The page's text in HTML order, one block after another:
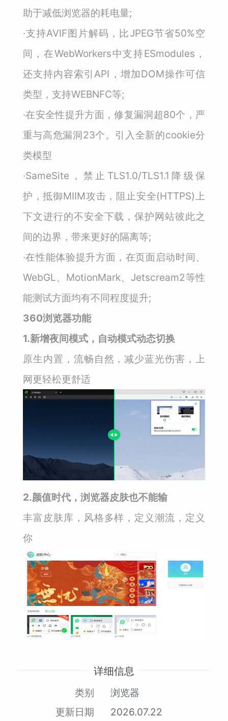
助于减低浏览器的耗电量;
·支持AVIF图片解码，比JPEG节省50%空
间，在WebWorkers中支持ESmodules，
还支持内容索引API，增加DOM操作可信
类型，支持WEBNFC等;
·在安全性提升方面，修复漏洞超80个，严
重与高危漏洞23个。引入全新的cookie分
类模型
·SameSite，禁止TLS1.0/TLS1.1降级保
护，抵御MIIM攻击，阻止安全(HTTPS)上
下文进行的不安全下载，保护网站彼此之
间的边界，带来更好的隔离等;
·在性能体验提升方面，在页面启动时间、
WebGL、MotionMark、Jetscream2等性
能测试方面均有不同程度提升;
360浏览器功能
1.新增夜间模式，自动模式动态切换
原生内置，流畅自然，减少蓝光伤害，上
网更轻松更舒适
2.颜值时代，浏览器皮肤也不能输
丰富皮肤库，风格多样，定义潮流，定义
你
详细信息
类别
浏览器
更新日期
2026.07.22